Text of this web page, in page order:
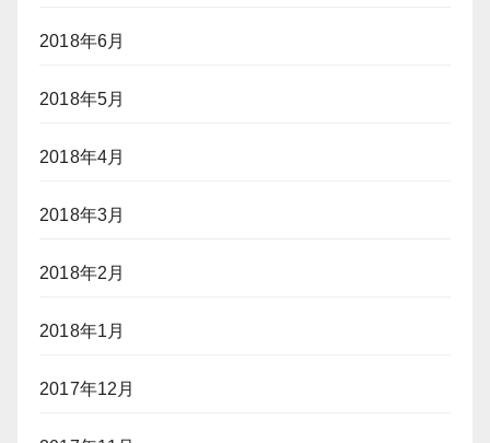
2018年6月
2018年5月
2018年4月
2018年3月
2018年2月
2018年1月
2017年12月